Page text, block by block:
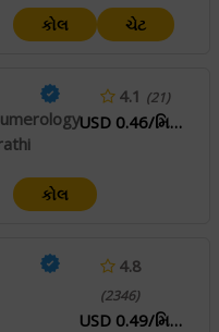
કોલ ચેટ
4.1 (21)
USD 0.46/મિનિટ
કોલ
4.8
(2346)
USD 0.49/મિનિટ